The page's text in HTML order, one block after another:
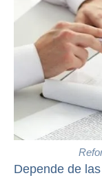
Depende de